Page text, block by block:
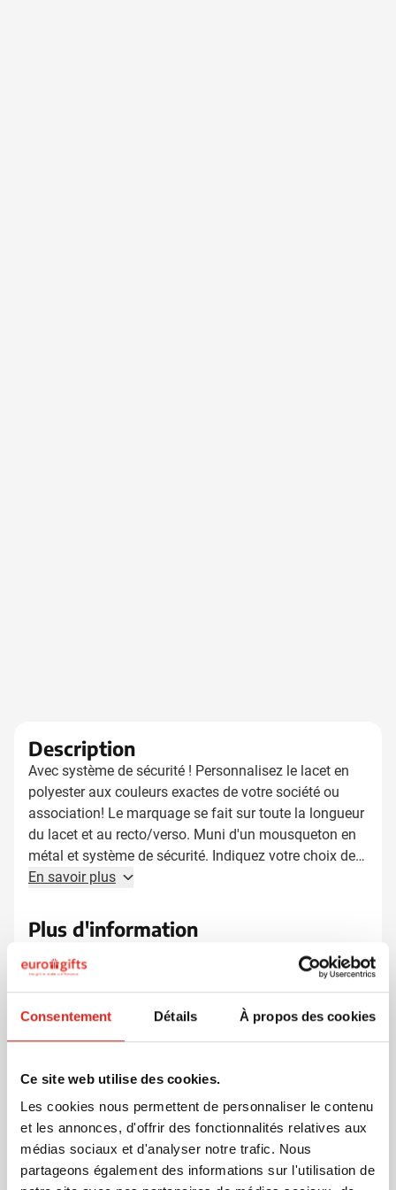
Consentement Détails À propos des cookies
Ce site web utilise des cookies.
Les cookies nous permettent de personnaliser le contenu
et les annonces, d'offrir des fonctionnalités relatives aux
médias sociaux et d'analyser notre trafic. Nous
partageons également des informations sur l'utilisation de
Description
Avec système de sécurité ! Personnalisez le lacet en
polyester aux couleurs exactes de votre société ou
association! Le marquage se fait sur toute la longueur
du lacet et au recto/verso. Muni d'un mousqueton en
métal et système de sécurité. Indiquez votre choix de
la couleur du boucle de sécurité: blanc ou noir. Ce
En savoir plus
Plus d'information
Poids
Matière
Polyester
Dimensions
46 cm x 2 cm x 0.01 cm (l
x l x h)
D'autres clients ont aussi choisi